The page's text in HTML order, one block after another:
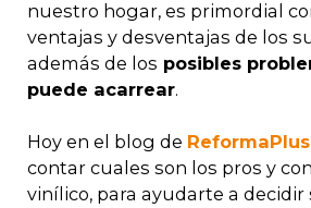
nuestro hogar, es primordial
ventajas y desventajas de los
además de los posibles
puede acarrear.
Hoy en el blog de ReformaPlus
contar cuales son los pros y
vinílico, para ayudarte a decidir